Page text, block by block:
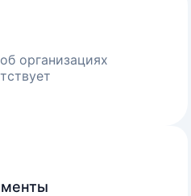
организациях